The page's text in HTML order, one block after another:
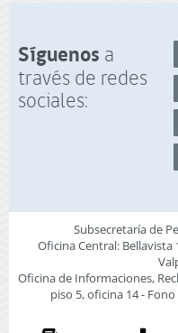
Síguenos a
través de redes
sociales:
Subsecretaría de
Oficina Central: Bellavista
Oficina de Informaciones,
piso 5, oficina 14 -